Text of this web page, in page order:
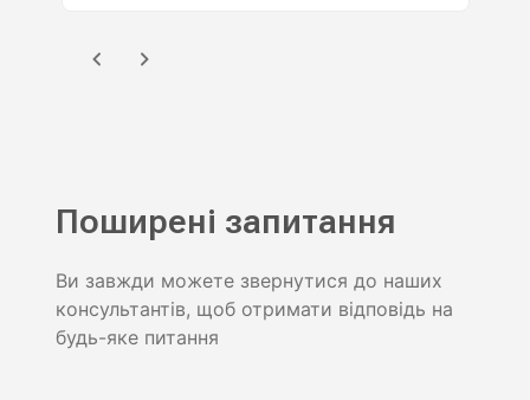
Поширені запитання
Ви завжди можете звернутися до наших
консультантів, щоб отримати відповідь на
будь-яке питання